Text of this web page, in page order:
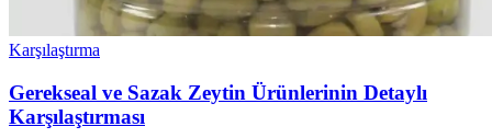
Karşılaştırma
Gerekseal ve Sazak Zeytin Ürünlerinin Detaylı
Karşılaştırması